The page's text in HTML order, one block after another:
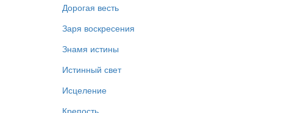
Дорогая весть
Заря воскресения
Знамя истины
Истинный свет
Исцеление
Крепость